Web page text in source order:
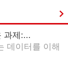
과제:...
데이터를 이해